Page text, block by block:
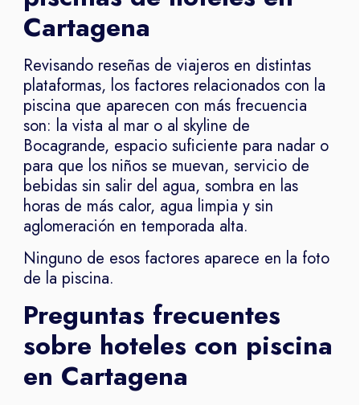
Cartagena
Revisando reseñas de viajeros en distintas
plataformas, los factores relacionados con la
piscina que aparecen con más frecuencia
son: la vista al mar o al skyline de
Bocagrande, espacio suficiente para nadar o
para que los niños se muevan, servicio de
bebidas sin salir del agua, sombra en las
horas de más calor, agua limpia y sin
aglomeración en temporada alta.
Ninguno de esos factores aparece en la foto
de la piscina.
Preguntas frecuentes
sobre hoteles con piscina
en Cartagena